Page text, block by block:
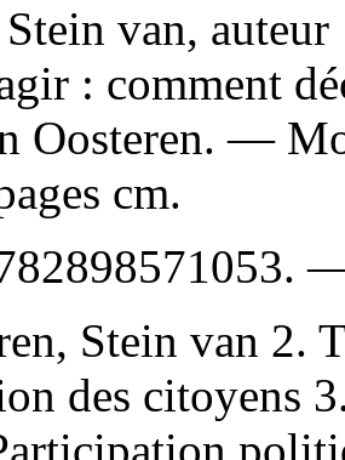
van, auteur
: comment
Oosteren. —
cm.
.
Stein van
des citoyens